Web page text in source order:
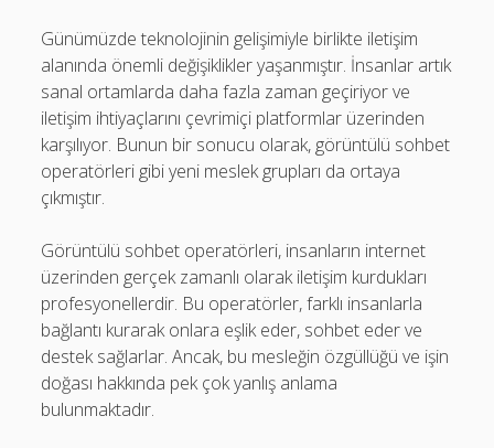
Günümüzde teknolojinin gelişimiyle birlikte iletişim
alanında önemli değişiklikler yaşanmıştır. İnsanlar artık
sanal ortamlarda daha fazla zaman geçiriyor ve
iletişim ihtiyaçlarını çevrimiçi platformlar üzerinden
karşılıyor. Bunun bir sonucu olarak, görüntülü sohbet
operatörleri gibi yeni meslek grupları da ortaya
çıkmıştır.
Görüntülü sohbet operatörleri, insanların internet
üzerinden gerçek zamanlı olarak iletişim kurdukları
profesyonellerdir. Bu operatörler, farklı insanlarla
bağlantı kurarak onlara eşlik eder, sohbet eder ve
destek sağlarlar. Ancak, bu mesleğin özgüllüğü ve işin
doğası hakkında pek çok yanlış anlama
bulunmaktadır.